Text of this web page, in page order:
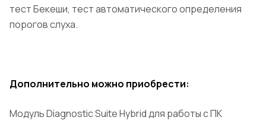
тест Бекеши, тест автоматического определения
порогов слуха.
Дополнительно можно приобрести:
Модуль Diagnostic Suite Hybrid для работы с ПК